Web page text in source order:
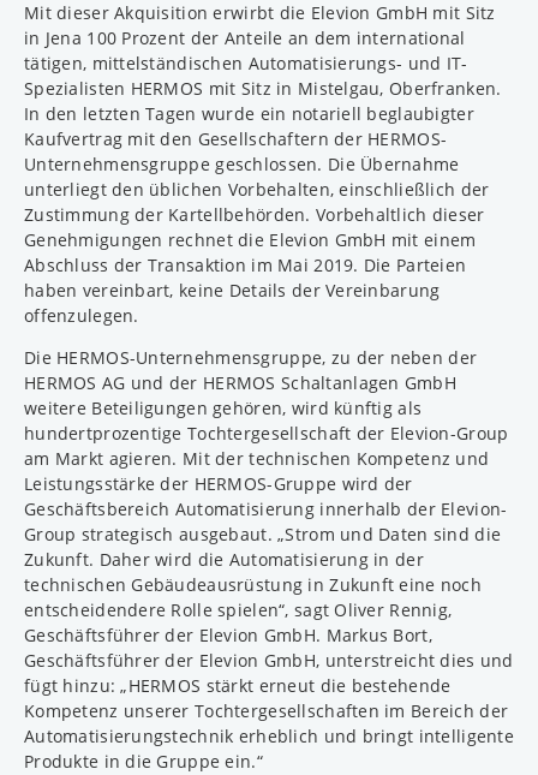
Mit dieser Akquisition erwirbt die Elevion GmbH mit Sitz
in Jena 100 Prozent der Anteile an dem international
tätigen, mittelständischen Automatisierungs- und IT-
Spezialisten HERMOS mit Sitz in Mistelgau, Oberfranken.
In den letzten Tagen wurde ein notariell beglaubigter
Kaufvertrag mit den Gesellschaftern der HERMOS-
Unternehmensgruppe geschlossen. Die Übernahme
unterliegt den üblichen Vorbehalten, einschließlich der
Zustimmung der Kartellbehörden. Vorbehaltlich dieser
Genehmigungen rechnet die Elevion GmbH mit einem
Abschluss der Transaktion im Mai 2019. Die Parteien
haben vereinbart, keine Details der Vereinbarung
offenzulegen.
Die HERMOS-Unternehmensgruppe, zu der neben der
HERMOS AG und der HERMOS Schaltanlagen GmbH
weitere Beteiligungen gehören, wird künftig als
hundertprozentige Tochtergesellschaft der Elevion-Group
am Markt agieren. Mit der technischen Kompetenz und
Leistungsstärke der HERMOS-Gruppe wird der
Geschäftsbereich Automatisierung innerhalb der Elevion-
Group strategisch ausgebaut. „Strom und Daten sind die
Zukunft. Daher wird die Automatisierung in der
technischen Gebäudeausrüstung in Zukunft eine noch
entscheidendere Rolle spielen“, sagt Oliver Rennig,
Geschäftsführer der Elevion GmbH. Markus Bort,
Geschäftsführer der Elevion GmbH, unterstreicht dies und
fügt hinzu: „HERMOS stärkt erneut die bestehende
Kompetenz unserer Tochtergesellschaften im Bereich der
Automatisierungstechnik erheblich und bringt intelligente
Produkte in die Gruppe ein.“